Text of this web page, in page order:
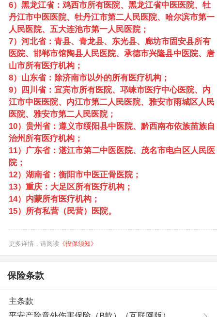
6）黑龙江省：鸡西市所有医院、黑龙江省中医医院、牡
丹江市中医医院、牡丹江市第二人民医院、哈尔滨市第一
人民医院、五大连池市第一人民医院；
7）河北省：青县、青龙县、东光县、廊坊市固安县所有
医院、邯郸市馆陶县人民医院、承德市兴隆县中医院、唐
山市所有医疗机构；
8）山东省：除济南市以外的所有医疗机构；
9）四川省：宜宾市所有医院、邛崃市医疗中心医院、内
江市中医医院、内江市第二人民医院、雅安市雨城区人民
医院、雅安市第二人民医院；
10）贵州省：遵义市绥阳县中医院、黔西南布依族苗族自
治州所有医疗机构；
11）广东省：湛江市第二中医医院、茂名市电白区人民医
院；
12）湖南省：衡阳市中医正骨医院；
13）重庆：大足区所有医疗机构；
14）内蒙所有医疗机构；
15）所有私营（民营）医院。
更多详情，请阅读《投保须知》
保险条款
主条款